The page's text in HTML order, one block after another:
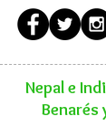
Nepal e
Benarés